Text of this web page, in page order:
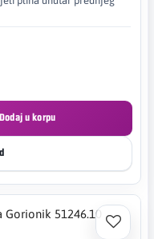
Dodaj u korpu